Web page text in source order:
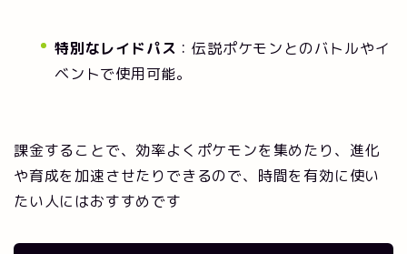
特別なレイドパス ：伝説ポケモンとのバトルやイ
ベントで使用可能。
課金することで、効率よくポケモンを集めたり、進化
や育成を加速させたりできるので、時間を有効に使い
たい人にはおすすめです